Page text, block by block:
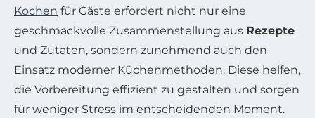
Kochen für Gäste erfordert nicht nur eine
geschmackvolle Zusammenstellung aus Rezepte
und Zutaten, sondern zunehmend auch den
Einsatz moderner Küchenmethoden. Diese helfen,
die Vorbereitung effizient zu gestalten und sorgen
für weniger Stress im entscheidenden Moment.